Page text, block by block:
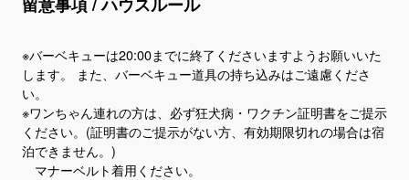
※バーベキューは20:00までに終了くださいますようお願いいた
します。 また、バーベキュー道具の持ち込みはご遠慮くださ
い。
※ワンちゃん連れの方は、必ず狂犬病・ワクチン証明書をご提示
ください。(証明書のご提示がない方、有効期限切れの場合は宿
泊できません。)
マナーベルト着用ください。